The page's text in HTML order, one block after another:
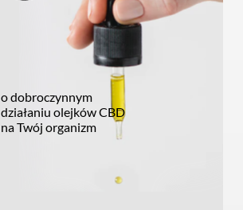
o dobroczynnym
działaniu olejków CBD
na Twój organizm